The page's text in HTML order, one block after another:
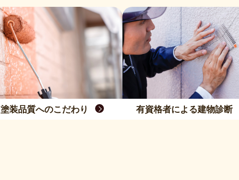
塗装品質へのこだわり 有資格者による建物診断